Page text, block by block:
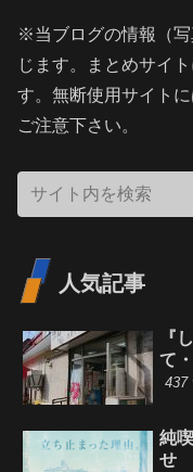
※当ブログの情報（
じます。まとめサイ
す。無断使用サイト
ご注意下さい。
人気記事
『
て
437
純
せ